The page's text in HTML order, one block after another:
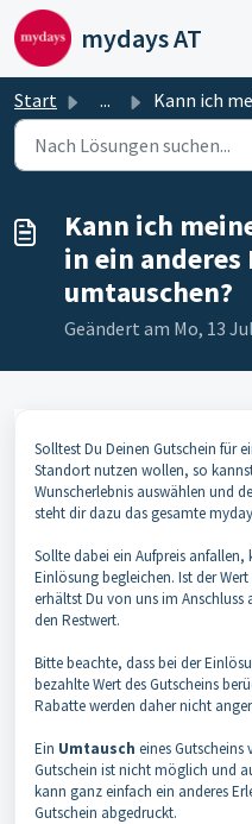
Zum hauptsächlichen Inhalt
mydays AT
Start ... Kann ich meinen mydays Gutschein
Kann ich
in ein anderes
umtauschen?
Geändert am Mo, 13
Solltest Du Deinen Gutschein für
Standort nutzen wollen, so
Wunscherlebnis auswählen und
steht dir dazu das gesamte
Sollte dabei ein Aufpreis
Einlösung begleichen. Ist der
erhältst Du von uns im Anschluss
den Restwert.
Bitte beachte, dass bei der
bezahlte Wert des Gutscheins
Rabatte werden daher nicht
Ein Umtausch eines
Gutschein ist nicht möglich und
kann ganz einfach ein anderes
Gutschein abgedruckt.